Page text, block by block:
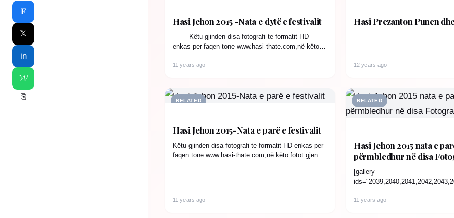
𝐅
𝕏
in
𝓦
⎘
Hasi Jehon 2015 -Nata e dytë e festivalit
Këtu gjinden disa fotografi te formatit HD
enkas per faqen tone www.hasi-thate.com,në këto
11 years ago
Hasi Prezanton Punen
12 years ago
RELATED
Hasi Jehon 2015-Nata e parë e festivalit
Këtu gjinden disa fotografi te formatit HD enkas per
faqen tone www.hasi-thate.com,në këto fotot gjendet
11 years ago
RELATED
Hasi Jehon 2015 nata e
përmbledhur në disa
[gallery
11 years ago